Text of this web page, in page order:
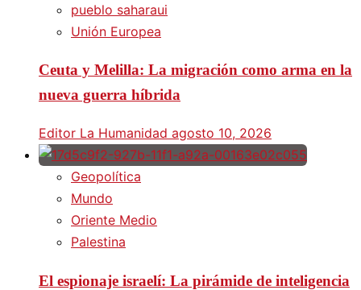
pueblo saharaui
Unión Europea
Ceuta y Melilla: La migración como arma en la
nueva guerra híbrida
Editor La Humanidad agosto 10, 2026
Geopolítica
Mundo
Oriente Medio
Palestina
El espionaje israelí: La pirámide de inteligencia